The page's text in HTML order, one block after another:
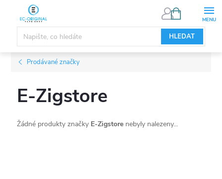
obsah
HLEDAT
NÁKUPNÍ
Prodávané značky
E-Zigstore
Žádné produkty značky E-Zigstore nebyly nalezeny...